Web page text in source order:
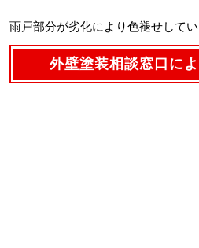
雨戸部分が劣化により色褪せしてい
外壁塗装相談窓口に